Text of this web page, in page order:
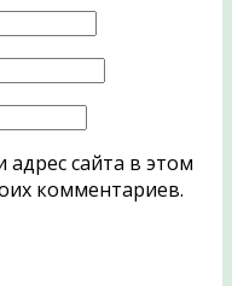
сайта в этом
комментариев.